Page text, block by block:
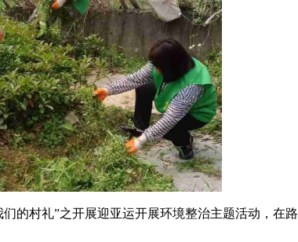
的村礼”之开展迎亚运开展环境整治主题活动，在路